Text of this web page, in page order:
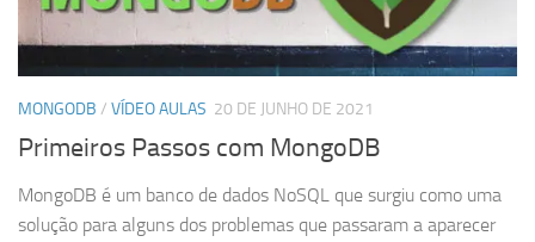
MONGODB / VÍDEO AULAS 20 DE JUNHO DE 2021
Primeiros Passos com MongoDB
MongoDB é um banco de dados NoSQL que surgiu como uma
solução para alguns dos problemas que passaram a aparecer